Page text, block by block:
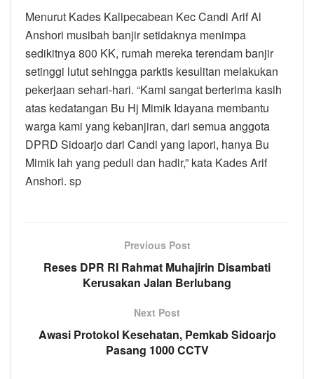
Menurut Kades Kalipecabean Kec Candi Arif Al
Anshori musibah banjir setidaknya menimpa
sedikitnya 800 KK, rumah mereka terendam banjir
setinggi lutut sehingga parktis kesulitan melakukan
pekerjaan sehari-hari. “Kami sangat berterima kasih
atas kedatangan Bu Hj Mimik Idayana membantu
warga kami yang kebanjiran, dari semua anggota
DPRD Sidoarjo dari Candi yang lapori, hanya Bu
Mimik lah yang peduli dan hadir,” kata Kades Arif
Anshori. sp
Previous Post
Reses DPR RI Rahmat Muhajirin Disambati
Kerusakan Jalan Berlubang
Next Post
Awasi Protokol Kesehatan, Pemkab Sidoarjo
Pasang 1000 CCTV